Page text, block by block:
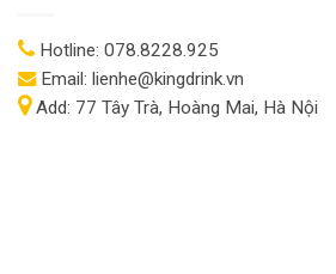
Hotline: 078.8228.925
Email: lienhe@kingdrink.vn
Add: 77 Tây Trà, Hoàng Mai, Hà Nội